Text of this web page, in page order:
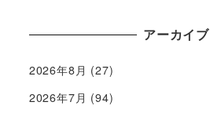
アーカイブ
2026年8月 (27)
2026年7月 (94)